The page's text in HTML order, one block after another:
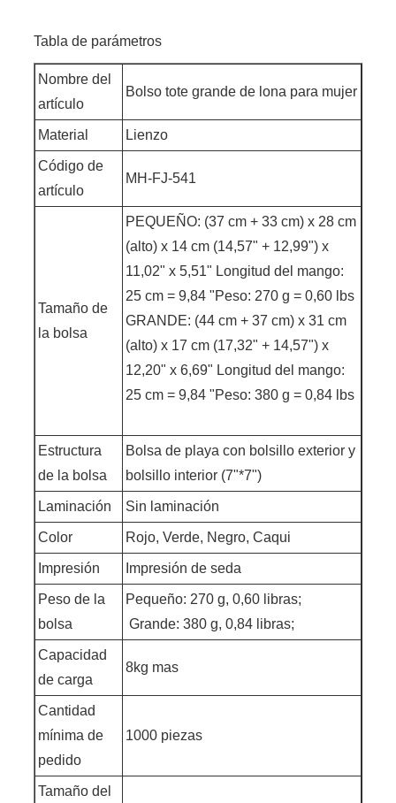
Tabla de parámetros
Nombre del
artículo
Bolso tote grande de lona para mujer
Material Lienzo
Código de
artículo
MH-FJ-541
Tamaño de
la bolsa
PEQUEÑO: (37 cm + 33 cm) x 28 cm
(alto) x 14 cm (14,57" + 12,99") x
11,02" x 5,51" Longitud del mango:
25 cm = 9,84 "Peso: 270 g = 0,60 lbs
GRANDE: (44 cm + 37 cm) x 31 cm
(alto) x 17 cm (17,32" + 14,57") x
12,20" x 6,69" Longitud del mango:
25 cm = 9,84 "Peso: 380 g = 0,84 lbs
Estructura
de la bolsa
Bolsa de playa con bolsillo exterior y
bolsillo interior (7"*7")
Laminación Sin laminación
Color Rojo, Verde, Negro, Caqui
Impresión Impresión de seda
Peso de la
bolsa
Pequeño: 270 g, 0,60 libras;
Grande: 380 g, 0,84 libras;
Capacidad
de carga
8kg mas
Cantidad
mínima de
pedido
1000 piezas
Tamaño del